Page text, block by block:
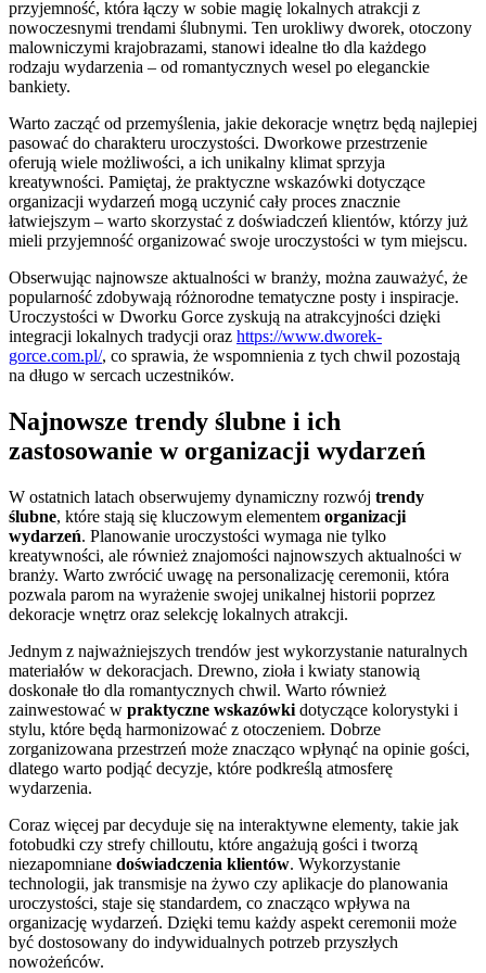
przyjemność, która łączy w sobie magię lokalnych atrakcji z
nowoczesnymi trendami ślubnymi. Ten urokliwy dworek, otoczony
malowniczymi krajobrazami, stanowi idealne tło dla każdego
rodzaju wydarzenia – od romantycznych wesel po eleganckie
bankiety.
Warto zacząć od przemyślenia, jakie dekoracje wnętrz będą najlepiej
pasować do charakteru uroczystości. Dworkowe przestrzenie
oferują wiele możliwości, a ich unikalny klimat sprzyja
kreatywności. Pamiętaj, że praktyczne wskazówki dotyczące
organizacji wydarzeń mogą uczynić cały proces znacznie
łatwiejszym – warto skorzystać z doświadczeń klientów, którzy już
mieli przyjemność organizować swoje uroczystości w tym miejscu.
Obserwując najnowsze aktualności w branży, można zauważyć, że
popularność zdobywają różnorodne tematyczne posty i inspiracje.
Uroczystości w Dworku Gorce zyskują na atrakcyjności dzięki
integracji lokalnych tradycji oraz https://www.dworek-
gorce.com.pl/, co sprawia, że wspomnienia z tych chwil pozostają
na długo w sercach uczestników.
Najnowsze trendy ślubne i ich
zastosowanie w organizacji wydarzeń
W ostatnich latach obserwujemy dynamiczny rozwój trendy
ślubne, które stają się kluczowym elementem organizacji
wydarzeń. Planowanie uroczystości wymaga nie tylko
kreatywności, ale również znajomości najnowszych aktualności w
branży. Warto zwrócić uwagę na personalizację ceremonii, która
pozwala parom na wyrażenie swojej unikalnej historii poprzez
dekoracje wnętrz oraz selekcję lokalnych atrakcji.
Jednym z najważniejszych trendów jest wykorzystanie naturalnych
materiałów w dekoracjach. Drewno, zioła i kwiaty stanowią
doskonałe tło dla romantycznych chwil. Warto również
zainwestować w praktyczne wskazówki dotyczące kolorystyki i
stylu, które będą harmonizować z otoczeniem. Dobrze
zorganizowana przestrzeń może znacząco wpłynąć na opinie gości,
dlatego warto podjąć decyzje, które podkreślą atmosferę
wydarzenia.
Coraz więcej par decyduje się na interaktywne elementy, takie jak
fotobudki czy strefy chilloutu, które angażują gości i tworzą
niezapomniane doświadczenia klientów. Wykorzystanie
technologii, jak transmisje na żywo czy aplikacje do planowania
uroczystości, staje się standardem, co znacząco wpływa na
organizację wydarzeń. Dzięki temu każdy aspekt ceremonii może
być dostosowany do indywidualnych potrzeb przyszłych
nowożeńców.